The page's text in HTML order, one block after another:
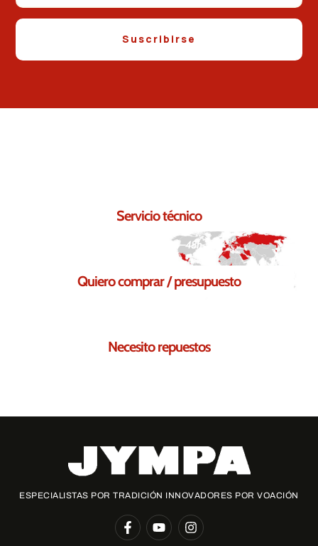
Suscribirse
Servicio técnico
Respuesta en 24–48h
Quiero comprar / presupuesto
Necesito repuestos
ESPECIALISTAS POR TRADICIÓN INNOVADORES POR VOACIÓN